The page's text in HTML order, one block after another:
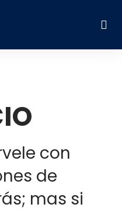
con
de
mas si